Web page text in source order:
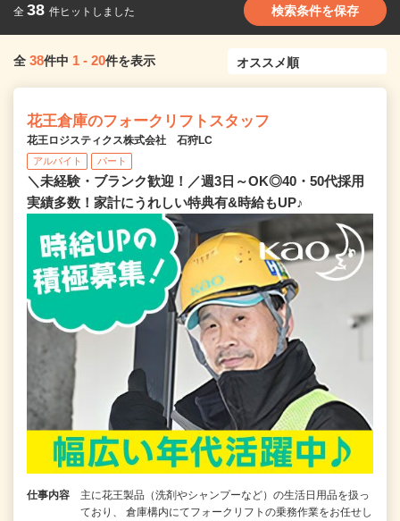
全 38 件ヒットしました 検索条件を保存
全 38件中 1 - 20件を表示
花王倉庫のフォークリフトスタッフ
花王ロジスティクス株式会社 石狩LC
アルバイト パート
＼未経験・ブランク歓迎！／週3日～OK◎40・50代採用
実績多数！家計にうれしい特典有&時給もUP♪
仕事内容
主に花王製品（洗剤やシャンプーなど）の生活日用品を扱っ
ており、 倉庫構内にてフォークリフトの乗務作業をお任せし